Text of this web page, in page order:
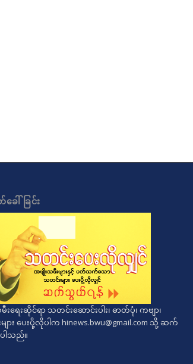
ေါ်ခြင်း
ရေးဆိုင်ရာ သတင်းဆောင်းပါး၊ ဓာတ်ပုံ၊ ကဗျာ၊
ျား ပေးပို့လိုပါက hinews.bwu@gmail.com သို့ ဆက်
ါသည်။